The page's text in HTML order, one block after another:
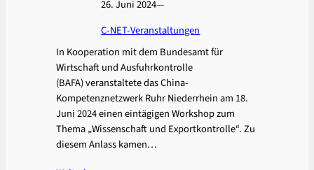
26. Juni 2024—
C-NET-Veranstaltungen
In Kooperation mit dem Bundesamt für
Wirtschaft und Ausfuhrkontrolle
(BAFA) veranstaltete das China-
Kompetenznetzwerk Ruhr Niederrhein am 18.
Juni 2024 einen eintägigen Workshop zum
Thema „Wissenschaft und Exportkontrolle“. Zu
diesem Anlass kamen…